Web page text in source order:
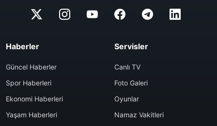
Haberler
Güncel Haberler
Spor Haberleri
Ekonomi Haberleri
Yaşam Haberleri
Servisler
Canlı TV
Foto Galeri
Oyunlar
Namaz Vakitleri